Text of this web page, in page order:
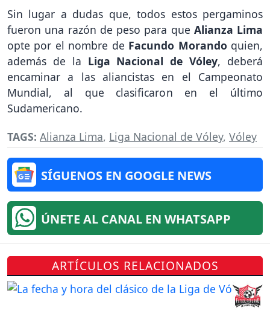
Sin lugar a dudas que, todos estos pergaminos
fueron una razón de peso para que Alianza Lima
opte por el nombre de Facundo Morando quien,
además de la Liga Nacional de Vóley, deberá
encaminar a las aliancistas en el Campeonato
Mundial, al que clasificaron en el último
Sudamericano.
TAGS: Alianza Lima, Liga Nacional de Vóley, Vóley
SÍGUENOS EN GOOGLE NEWS
ÚNETE AL CANAL EN WHATSAPP
ARTÍCULOS RELACIONADOS